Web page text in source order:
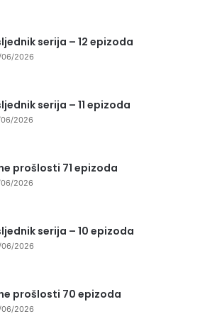
serija – 12 epizoda
06/2026
serija – 11 epizoda
06/2026
prošlosti 71 epizoda
06/2026
serija – 10 epizoda
06/2026
prošlosti 70 epizoda
06/2026